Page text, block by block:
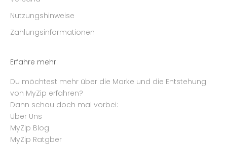
Nutzungshinweise
Zahlungsinformationen
Erfahre mehr:
Du möchtest mehr über die Marke und die Entstehung
von MyZip erfahren?
Dann schau doch mal vorbei:
Über Uns
MyZip Blog
MyZip Ratgber